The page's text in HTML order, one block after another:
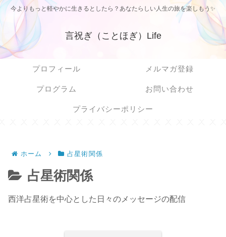
今よりもっと軽やかに生きるとしたら？あなたらしい人生の旅を楽しもう✨
言祝ぎ（ことほぎ）Life
プロフィール メルマガ登録
プログラム お問い合わせ
プライバシーポリシー
ホーム 占星術関係
占星術関係
西洋占星術を中心とした日々のメッセージの配信